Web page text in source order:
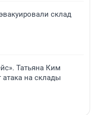
склад
Татьяна Ким
атака на склады